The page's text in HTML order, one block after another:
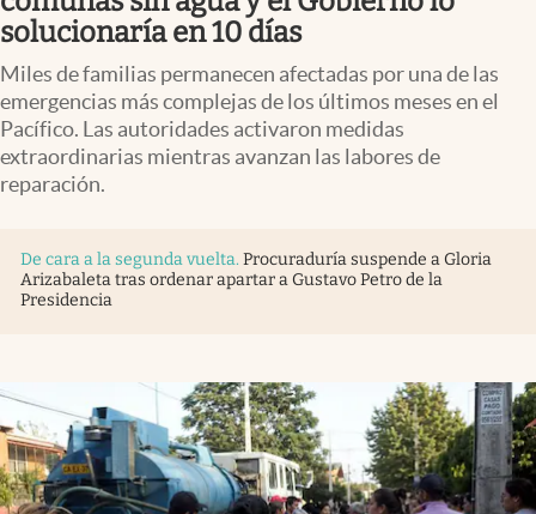
Colombia
solucionaría en 10 días
Miles de familias permanecen afectadas por una de las
emergencias más complejas de los últimos meses en el
Pacífico. Las autoridades activaron medidas
extraordinarias mientras avanzan las labores de
reparación.
De cara a la segunda vuelta. Procuraduría suspende a Gloria
Arizabaleta tras ordenar apartar a Gustavo Petro de la
Presidencia